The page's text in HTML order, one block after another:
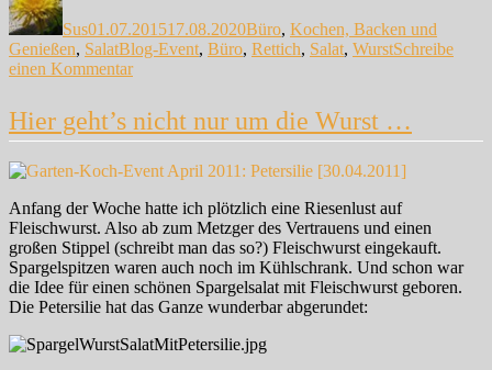
Sus01.07.201517.08.2020Büro, Kochen, Backen und
Genießen, SalatSchlagwörter
Blog-Event, Büro, Rettich, Salat, WurstSchreibe
einen Kommentarzu
Rettich-
Wurst-
Salat
Hier geht’s nicht nur um die Wurst …
Anfang der Woche hatte ich plötzlich eine Riesenlust auf
Fleischwurst. Also ab zum Metzger des Vertrauens und einen
großen Stippel (schreibt man das so?) Fleischwurst eingekauft.
Spargelspitzen waren auch noch im Kühlschrank. Und schon war
die Idee für einen schönen Spargelsalat mit Fleischwurst geboren.
Die Petersilie hat das Ganze wunderbar abgerundet: